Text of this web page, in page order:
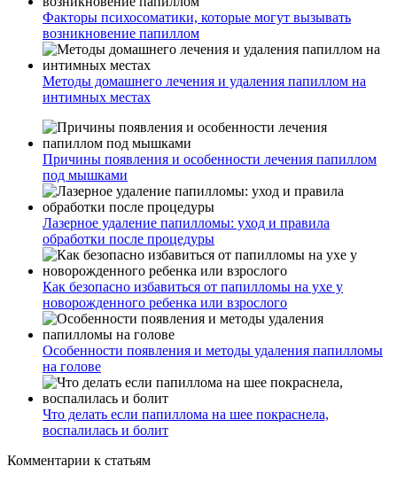
Факторы психосоматики, которые могут вызывать
возникновение папиллом
Методы домашнего лечения и удаления папиллом на
интимных местах
Причины появления и особенности лечения папиллом
под мышками
Лазерное удаление папилломы: уход и правила
обработки после процедуры
Как безопасно избавиться от папилломы на ухе у
новорожденного ребенка или взрослого
Особенности появления и методы удаления папилломы
на голове
Что делать если папиллома на шее покраснела,
воспалилась и болит
Комментарии к статьям